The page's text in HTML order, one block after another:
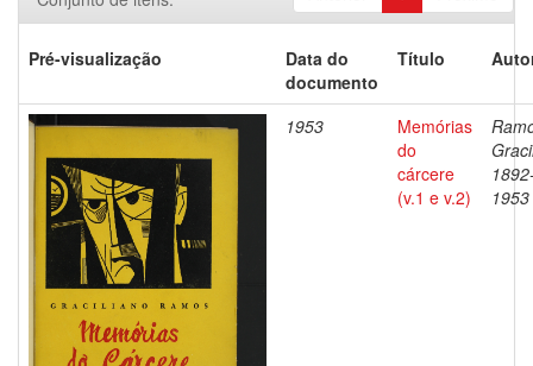
Pré-visualização
Data do
documento
Título
1953
Memórias
do
cárcere
(v.1 e v.2)
1953